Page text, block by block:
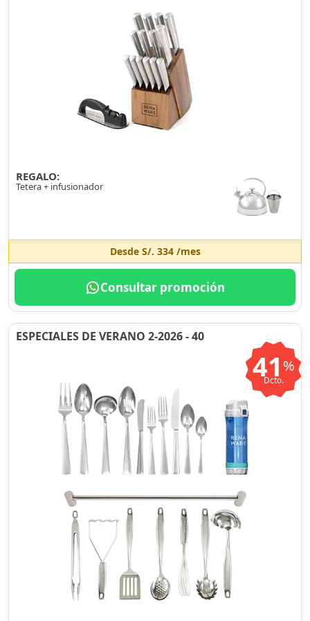
REGALO:
Tetera + infusionador
Desde S/. 334/mes
Consultar promoción
ESPECIALES DE VERANO 2-2026 - 40
41 %
Dcto.